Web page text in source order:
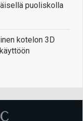
puoliskolla
kotelon 3D